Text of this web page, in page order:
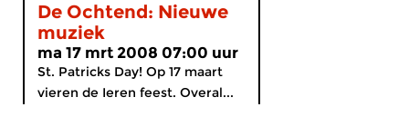
De Ochtend: Nieuwe
muziek
ma 17 mrt 2008 07:00 uur
St. Patricks Day! Op 17 maart
vieren de Ieren feest. Overal...